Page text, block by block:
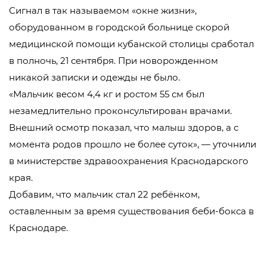
Сигнал в так называемом «окне жизни»,
оборудованном в городской больнице скорой
медицинской помощи кубанской столицы сработал
в полночь, 21 сентября. При новорожденном
никакой записки и одежды не было.
«Мальчик весом 4,4 кг и ростом 55 см был
незамедлительно проконсультирован врачами.
Внешний осмотр показал, что малыш здоров, а с
момента родов прошло не более суток», — уточнили
в министерстве здравоохранения Краснодарского
края.
Добавим, что мальчик стал 22 ребёнком,
оставленным за время существования беби-бокса в
Краснодаре.